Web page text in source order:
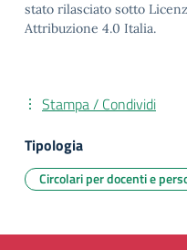
stato rilasciato sotto
Attribuzione 4.0 Italia.
Stampa / Condividi
Tipologia
Circolari per docenti e